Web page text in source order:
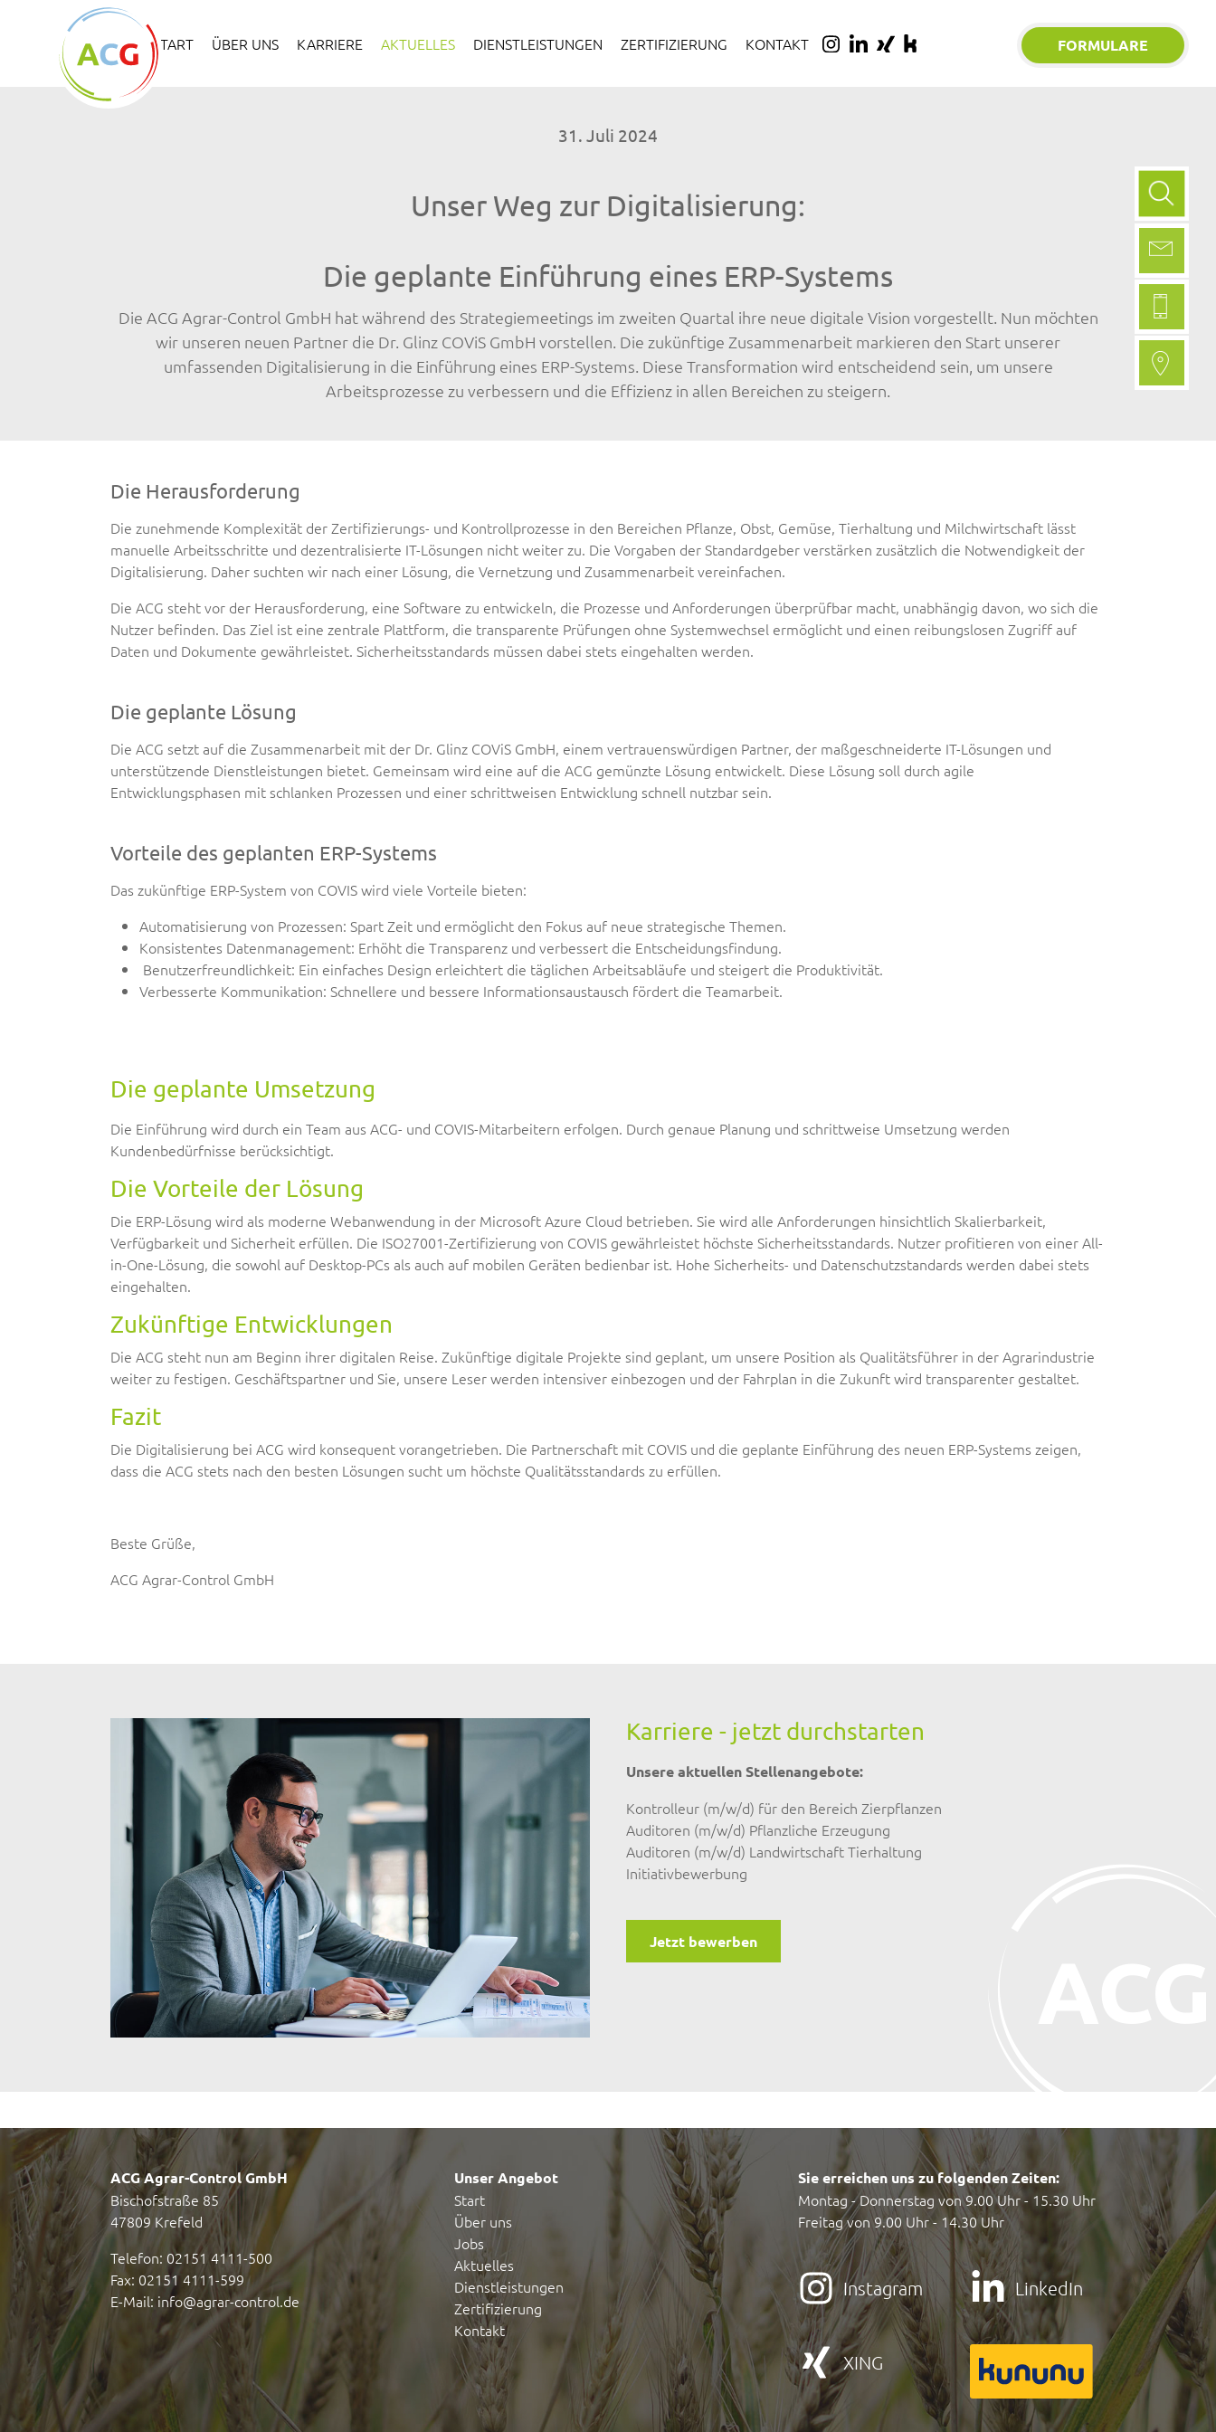
Skip to main content
Skip to page footer
START
ÜBER UNS KARRIERE AKTUELLES DIENSTLEISTUNGEN ZERTIFIZIERUNG KONTAKT FORMULARE
31. Juli 2024
Unser Weg zur Digitalisierung:
Die geplante Einführung eines ERP-Systems
Die ACG Agrar-Control GmbH hat während des Strategiemeetings im zweiten Quartal ihre neue digitale Vision vorgestellt. Nun möchten
wir unseren neuen Partner die Dr. Glinz COViS GmbH vorstellen. Die zukünftige Zusammenarbeit markieren den Start unserer
umfassenden Digitalisierung in die Einführung eines ERP-Systems. Diese Transformation wird entscheidend sein, um unsere
Arbeitsprozesse zu verbessern und die Effizienz in allen Bereichen zu steigern.
Die Herausforderung
Die zunehmende Komplexität der Zertifizierungs- und Kontrollprozesse in den Bereichen Pflanze, Obst, Gemüse, Tierhaltung und Milchwirtschaft lässt
manuelle Arbeitsschritte und dezentralisierte IT-Lösungen nicht weiter zu. Die Vorgaben der Standardgeber verstärken zusätzlich die Notwendigkeit der
Digitalisierung. Daher suchten wir nach einer Lösung, die Vernetzung und Zusammenarbeit vereinfachen.
Die ACG steht vor der Herausforderung, eine Software zu entwickeln, die Prozesse und Anforderungen überprüfbar macht, unabhängig davon, wo sich die
Nutzer befinden. Das Ziel ist eine zentrale Plattform, die transparente Prüfungen ohne Systemwechsel ermöglicht und einen reibungslosen Zugriff auf
Daten und Dokumente gewährleistet. Sicherheitsstandards müssen dabei stets eingehalten werden.
Die geplante Lösung
Die ACG setzt auf die Zusammenarbeit mit der Dr. Glinz COViS GmbH, einem vertrauenswürdigen Partner, der maßgeschneiderte IT-Lösungen und
unterstützende Dienstleistungen bietet. Gemeinsam wird eine auf die ACG gemünzte Lösung entwickelt. Diese Lösung soll durch agile
Entwicklungsphasen mit schlanken Prozessen und einer schrittweisen Entwicklung schnell nutzbar sein.
Vorteile des geplanten ERP-Systems
Das zukünftige ERP-System von COVIS wird viele Vorteile bieten:
Automatisierung von Prozessen: Spart Zeit und ermöglicht den Fokus auf neue strategische Themen.
Konsistentes Datenmanagement: Erhöht die Transparenz und verbessert die Entscheidungsfindung.
Benutzerfreundlichkeit: Ein einfaches Design erleichtert die täglichen Arbeitsabläufe und steigert die Produktivität.
Verbesserte Kommunikation: Schnellere und bessere Informationsaustausch fördert die Teamarbeit.
Die geplante Umsetzung
Die Einführung wird durch ein Team aus ACG- und COVIS-Mitarbeitern erfolgen. Durch genaue Planung und schrittweise Umsetzung werden
Kundenbedürfnisse berücksichtigt.
Die Vorteile der Lösung
Die ERP-Lösung wird als moderne Webanwendung in der Microsoft Azure Cloud betrieben. Sie wird alle Anforderungen hinsichtlich Skalierbarkeit,
Verfügbarkeit und Sicherheit erfüllen. Die ISO27001-Zertifizierung von COVIS gewährleistet höchste Sicherheitsstandards. Nutzer profitieren von einer All-
in-One-Lösung, die sowohl auf Desktop-PCs als auch auf mobilen Geräten bedienbar ist. Hohe Sicherheits- und Datenschutzstandards werden dabei stets
eingehalten.
Zukünftige Entwicklungen
Die ACG steht nun am Beginn ihrer digitalen Reise. Zukünftige digitale Projekte sind geplant, um unsere Position als Qualitätsführer in der Agrarindustrie
weiter zu festigen. Geschäftspartner und Sie, unsere Leser werden intensiver einbezogen und der Fahrplan in die Zukunft wird transparenter gestaltet.
Fazit
Die Digitalisierung bei ACG wird konsequent vorangetrieben. Die Partnerschaft mit COVIS und die geplante Einführung des neuen ERP-Systems zeigen,
dass die ACG stets nach den besten Lösungen sucht um höchste Qualitätsstandards zu erfüllen.
Beste Grüße,
ACG Agrar-Control GmbH
Karriere - jetzt durchstarten
Unsere aktuellen Stellenangebote:
Kontrolleur (m/w/d) für den Bereich Zierpflanzen
Auditoren (m/w/d) Pflanzliche Erzeugung
Auditoren (m/w/d) Landwirtschaft Tierhaltung
Initiativbewerbung
Jetzt bewerben
ACG Agrar-Control GmbH
Bischofstraße 85
47809 Krefeld
Telefon: 02151 4111-500
Fax: 02151 4111-599
E-Mail: info@agrar-control.de
Unser Angebot
Start
Über uns
Jobs
Aktuelles
Dienstleistungen
Zertifizierung
Kontakt
Sie erreichen uns zu folgenden Zeiten:
Montag - Donnerstag von 9.00 Uhr - 15.30 Uhr
Freitag von 9.00 Uhr - 14.30 Uhr
Instagram LinkedIn
XING